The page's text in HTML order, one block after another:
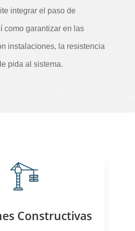
integrar el paso de
como garantizar en las
instalaciones, la resistencia
pida al sistema.
Constructivas